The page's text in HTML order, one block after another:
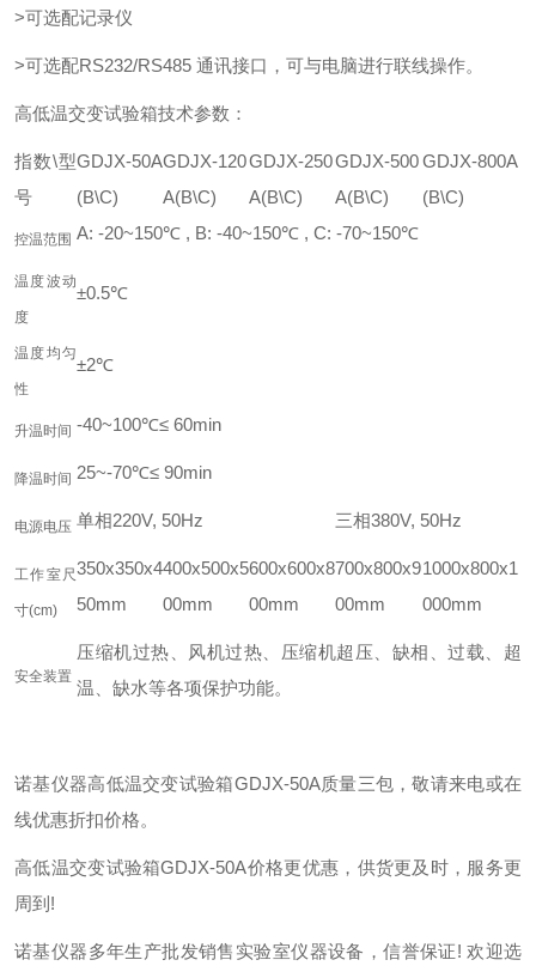
>可选配记录仪
>可选配RS232/RS485 通讯接口，可与电脑进行联线操作。
高低温交变试验箱技术参数：
指数\型
号
GDJX-50A
(B\C)
GDJX-120
A(B\C)
GDJX-250
A(B\C)
GDJX-500
A(B\C)
GDJX-800A
(B\C)
控温范围 A: -20~150℃ , B: -40~150℃ , C: -70~150℃
温度波动
度
±0.5℃
温度均匀
性
±2℃
升温时间 -40~100℃≤ 60min
降温时间 25~-70℃≤ 90min
电源电压 单相220V, 50Hz 三相380V, 50Hz
工作室尺
寸(cm)
350x350x4
50mm
400x500x5
00mm
600x600x8
00mm
700x800x9
00mm
1000x800x1
000mm
安全装置
压缩机过热、风机过热、压缩机超压、缺相、过载、超
温、缺水等各项保护功能。
诺基仪器高低温交变试验箱GDJX-50A质量三包，敬请来电或在
线优惠折扣价格。
高低温交变试验箱GDJX-50A价格更优惠，供货更及时，服务更
周到!
诺基仪器多年生产批发销售实验室仪器设备，信誉保证! 欢迎选